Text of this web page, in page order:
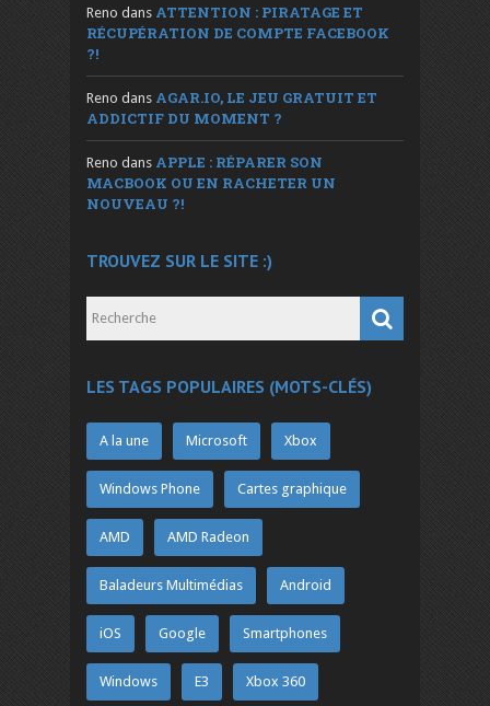
Reno dans ATTENTION : PIRATAGE ET
RÉCUPÉRATION DE COMPTE FACEBOOK
?!
Reno dans AGAR.IO, LE JEU GRATUIT ET
ADDICTIF DU MOMENT ?
Reno dans APPLE : RÉPARER SON
MACBOOK OU EN RACHETER UN
NOUVEAU ?!
TROUVEZ SUR LE SITE :)
LES TAGS POPULAIRES (MOTS-CLÉS)
A la une Microsoft Xbox
Windows Phone Cartes graphique
AMD AMD Radeon
Baladeurs Multimédias Android
iOS Google Smartphones
Windows E3 Xbox 360